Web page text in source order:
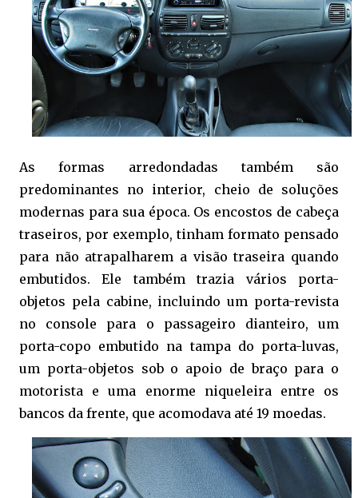
As formas arredondadas também são
predominantes no interior, cheio de soluções
modernas para sua época. Os encostos de cabeça
traseiros, por exemplo, tinham formato pensado
para não atrapalharem a visão traseira quando
embutidos. Ele também trazia vários porta-
objetos pela cabine, incluindo um porta-revista
no console para o passageiro dianteiro, um
porta-copo embutido na tampa do porta-luvas,
um porta-objetos sob o apoio de braço para o
motorista e uma enorme niqueleira entre os
bancos da frente, que acomodava até 19 moedas.